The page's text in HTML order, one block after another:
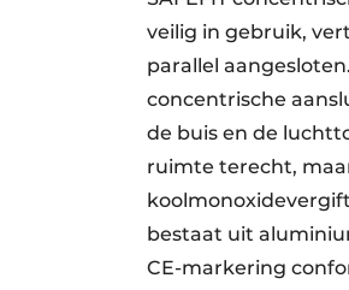
veilig in gebruik,
parallel
concentrische
de buis en de
ruimte terecht,
bestaat uit
CE-markering